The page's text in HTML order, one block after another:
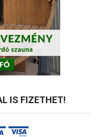
IS FIZETHET!